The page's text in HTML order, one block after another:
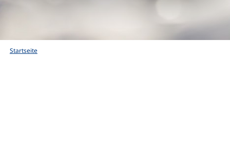
Startseite